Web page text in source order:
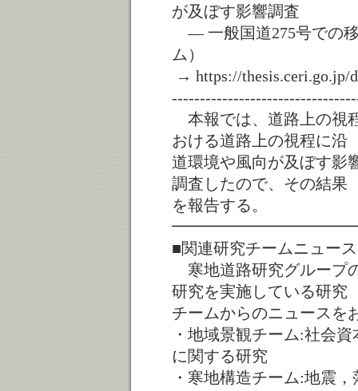
が及ぼす影響調査
― 一般国道275号での
ム）
→ https://thesis.ceri.go.jp/
本報では、道路上の視
おける道路上の視程に沿
道環境や風向が及ぼす影
調査したので、その結果
を報告する。
■関連研究チームニュース
寒地道路研究グループ
研究を実施している研究
チームからのニュースを
・地域景観チーム:社会
に関する研究
・寒地構造チーム:地震